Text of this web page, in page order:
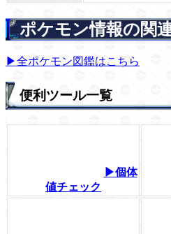
ポケモン情報の関
▶全ポケモン図鑑はこちら
便利ツール一覧
▶個体
値チェック